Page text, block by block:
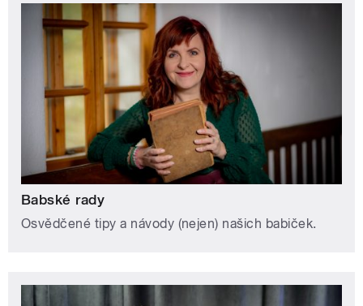
Babské rady
Osvědčené tipy a návody (nejen) našich babiček.